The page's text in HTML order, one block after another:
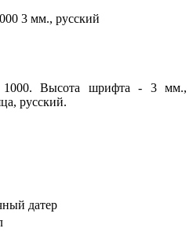
Высота шрифта - 3 мм.,
русский.
датер